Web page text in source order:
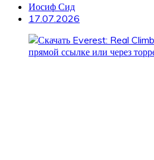
Иосиф Сид
17.07.2026